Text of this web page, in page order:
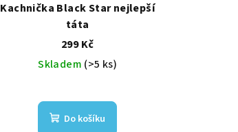
Kachnička Black Star nejlepší
táta
299 Kč
Skladem (>5 ks)
Do košíku